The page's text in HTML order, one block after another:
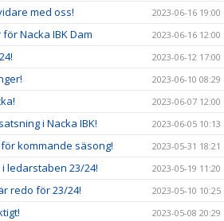
med oss! 2023-06-16 19:00
Nacka IBK Dam 2023-06-16 12:00
2023-06-12 17:00
2023-06-10 08:29
2023-06-07 12:00
i Nacka IBK! 2023-06-05 10:13
kommande säsong! 2023-05-31 18:21
ledarstaben 23/24! 2023-05-19 11:20
redo för 23/24! 2023-05-10 10:25
2023-05-08 20:29